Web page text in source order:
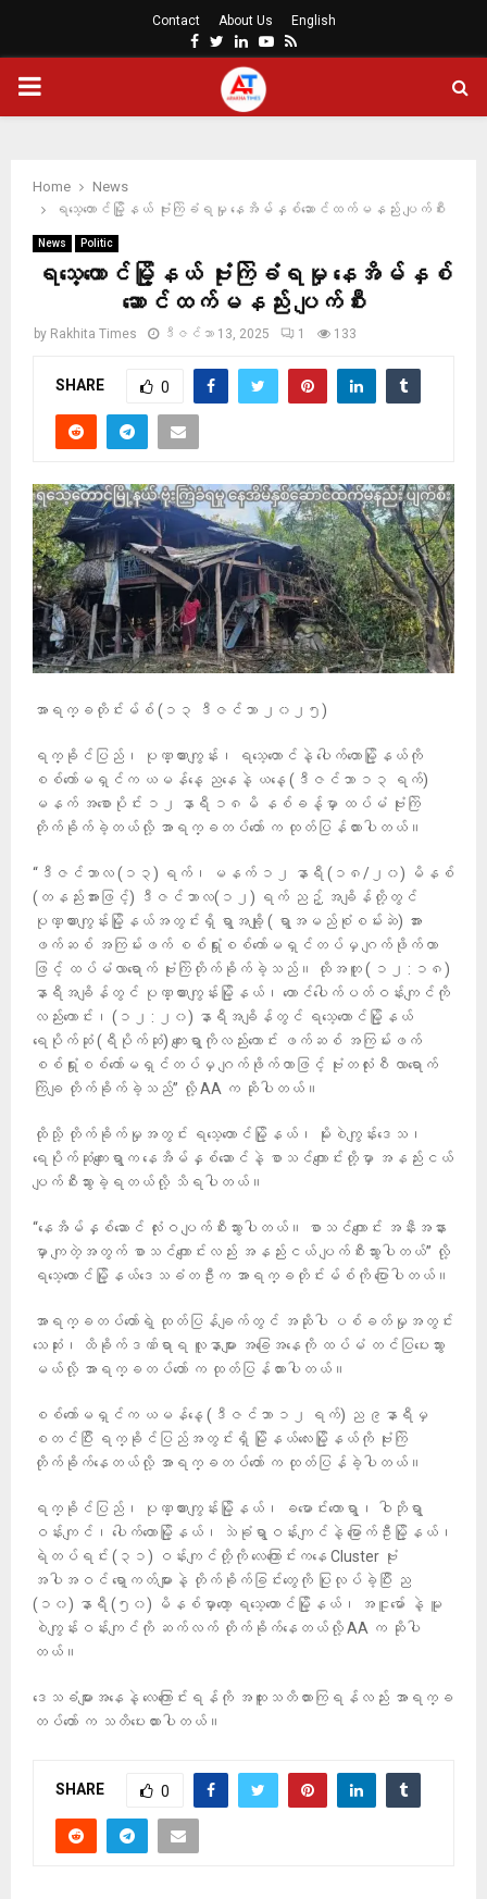
Contact About Us English
Facebook
Twitter
LinkedinYoutube
Rss
PRIMARY
Home
News
ရသေ့‌တောင်မြို့နယ် ဗုံးကြဲခံရမှု နေအိမ်နှစ်ဆောင်ထက်မနည်း ပျက်စီး
News Politic
ရသေ့‌တောင်မြို့နယ် ဗုံးကြဲခံရမှု နေအိမ်နှစ်
ဆောင်ထက်မနည်း ပျက်စီး
by Rakhita Times ဒီဇင်ဘာ 13, 2025 1 133
SHARE 0
အာရက္ခတိုင်းမ်စ် (၁၃ ဒီဇင်ဘာ ၂၀၂၅)
ရက္ခိုင်ပြည်၊ ပုဏ္ဏားကျွန်း၊ ရသေ့‌တောင်နဲ့ ပေါက်တောမြို့နယ်ကို
စစ်ကော်မရှင်က ယမန်နေ့ ညနေနဲ့ ယနေ့ (ဒီဇင်ဘာ ၁၃ ရက်)
မနက် အစောပိုင်း ၁၂ နာရီ ၁၈မိ နစ်ခန့်မှာ ထပ်မံ ဗုံးကြဲ
တိုက်ခိုက်ခဲ့တယ်လို့ အာရက္ခတပ်တော် က ထုတ်ပြန်ထားပါတယ်။
“ဒီဇင်ဘာလ (၁၃) ရက်၊ မနက် ၁၂ နာရီ (၁၈/၂၀) မိနစ်
(တနည်းအားဖြင့်) ဒီဇင်ဘာလ(၁၂) ရက် ညဉ့် အချိန်တို့တွင်
ပုဏ္ဏားကျွန်းမြို့နယ်အတွင်းရှိ ရွာအချို့ ( ရွာအမည်စုံစမ်းဆဲ) အား
ဖက်ဆစ် အကြမ်းဖက် စစ်ရှုံးစစ်ကော်မရှင်တပ်မှ ဂျက်ဖိုက်တာ
ဖြင့် ထပ်မံလာရောက် ဗုံးကြဲတိုက်ခိုက်ခဲ့သည်။ ထိုအတူ ( ၁၂ : ၁၈)
နာရီအချိန်တွင် ပုဏ္ဏားကျွန်းမြို့နယ်၊ တောင်ပေါက်ပတ်ဝန်းကျင်ကို
လည်းကောင်း၊ (၁၂ : ၂၀) နာရီအချိန်တွင် ရသေ့တောင်မြို့နယ်
ရေပိုက်ဆုံ (ရီပိုက်ဆုံ) ကျေးရွာကိုလည်းကောင်း ဖက်ဆစ် အကြမ်းဖက်
စစ်ရှုံးစစ်ကော်မရှင်တပ်မှ ဂျက်ဖိုက်တာဖြင့် ဗုံးတလုံးစီ လာရောက်
ကြဲချ တိုက်ခိုက်ခဲ့သည်” လို့ AA က ဆိုပါတယ်။
ထိုသို့ တိုက်ခိုက်မှုအတွင်း ရသေ့တောင်မြို့နယ်၊ မိုးစဲကျွန်းဒေသ၊
ရေပိုက်ဆုံကျေးရွာက နေအိမ်နှစ်ဆောင်နဲ့ စာသင်ကျောင်းတို့မှာ အနည်းငယ်
ပျက်စီးသွားခဲ့ရတယ်လို့ သိရပါတယ်။
“နေအိမ်နှစ်ဆောင် လုံးဝ ပျက်စီးသွားပါတယ်။ စာသင်ကျောင်း အနီးအနား
မှာ ကျတဲ့အတွက် စာသင်ကျောင်းလည်း အနည်းငယ် ပျက်စီးသွားပါတယ်” လို့
ရသေ့တောင်မြို့နယ်ဒေသခံတဦးက အာရက္ခတိုင်းမ်စ်ကို ပြောပါတယ်။
အာရက္ခတပ်တော်ရဲ့ ထုတ်ပြန်ချက်တွင် အဆိုပါ ပစ်ခတ်မှုအတွင်း
သေဆုံး၊ ထိခိုက်ဒဏ်ရာရ လူနာများ အခြေအနေကို ထပ်မံ တင်ပြပေးသွား
မယ်လို့ အာရက္ခတပ်တော် က ထုတ်ပြန်ထားပါတယ်။
စစ်ကော်မရှင်က ယမန်နေ့ (ဒီဇင်ဘာ ၁၂ ရက်) ည ၉နာရီမှ
စတင်ပြီး ရက္ခိုင်ပြည်အတွင်းရှိ မြိုနယ်လေးမြို့နယ်ကို ဗုံးကြဲ
တိုက်ခိုက်နေတယ်လို့ အာရက္ခတပ်တော် က ထုတ်ပြန်ခဲ့ပါတယ်။
ရက္ခိုင်ပြည်၊ ပုဏ္ဏားကျွန်းမြို့နယ်၊ ခမောင်းတောရွာ၊ ဝါဘိုရွာ
ဝန်းကျင်၊ ပေါက်တောမြို့နယ်၊ သဲခုံရွာဝန်းကျင်နဲ့ မြောက်ဦးမြို့နယ်၊
ရဲတပ်ရင်း (၃၁) ဝန်းကျင်တို့ကို လေကြောင်းကနေ Cluster ဗုံး
အပါအဝင် ရော့ကတ်များနဲ့ တိုက်ခိုက်ခြင်းတွေကို ပြုလုပ်ခဲ့ပြီး ည
(၁၀) နာရီ (၅၀) မိနစ်မှာတော့ ရသေ့တောင်မြို့နယ်၊ အငူမော် နဲ့ မူ
စဲကျွန်းဝန်းကျင်ကို ဆက်လက် တိုက်ခိုက်နေတယ်လို့ AA က ဆိုပါ
တယ်။
ဒေသခံများအနေနဲ့ လေကြောင်းရန်ကို အထူးသတိထားကြရန်လည်း အာရက္ခ
တပ်တော် က သတိပေးထားပါတယ်။
SHARE 0